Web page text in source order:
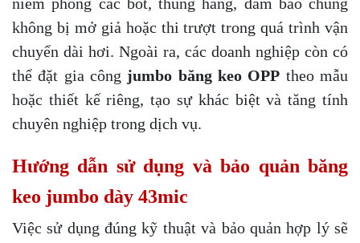
không bị mở giả hoặc thi trượt trong quá trình vận
chuyển dài hơi. Ngoài ra, các doanh nghiệp còn có
thể đặt gia công jumbo băng keo OPP theo mẫu
hoặc thiết kế riêng, tạo sự khác biệt và tăng tính
chuyên nghiệp trong dịch vụ.
Hướng dẫn sử dụng và bảo quản băng
keo jumbo dày 43mic
Việc sử dụng đúng kỹ thuật và bảo quản hợp lý sẽ